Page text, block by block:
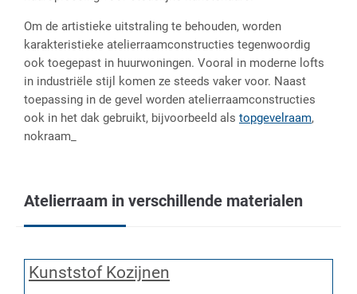
Om de artistieke uitstraling te behouden, worden
karakteristieke atelierraamconstructies tegenwoordig
ook toegepast in huurwoningen. Vooral in moderne lofts
in industriële stijl komen ze steeds vaker voor. Naast
toepassing in de gevel worden atelierraamconstructies
ook in het dak gebruikt, bijvoorbeeld als topgevelraam,
nokraam_
Atelierraam in verschillende materialen
Kunststof Kozijnen